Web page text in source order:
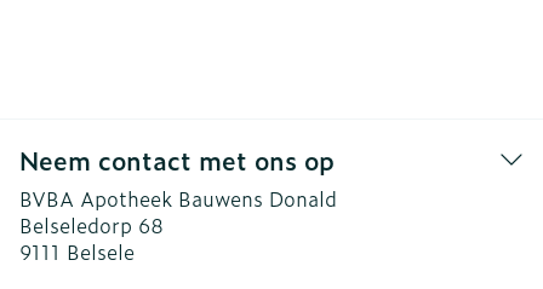
Neem contact met ons op
BVBA Apotheek Bauwens Donald
Belseledorp 68
9111 Belsele